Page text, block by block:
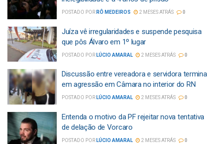
POSTADO POR RÔ MEDEIROS 2 MESES ATRÁS 0
Juíza vê irregularidades e suspende pesquisa
que pôs Álvaro em 1º lugar
POSTADO POR LÚCIO AMARAL 2 MESES ATRÁS 0
Discussão entre vereadora e servidora termina
em agressão em Câmara no interior do RN
POSTADO POR LÚCIO AMARAL 2 MESES ATRÁS 0
Entenda o motivo da PF rejeitar nova tentativa
de delação de Vorcaro
POSTADO POR LÚCIO AMARAL 2 MESES ATRÁS 0